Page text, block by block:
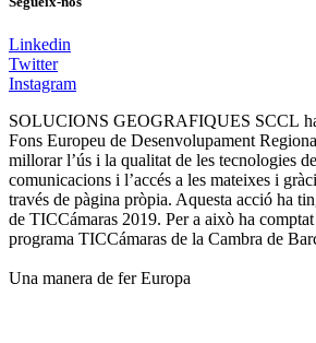
Linkedin
Twitter
Instagram
SOLUCIONS GEOGRAFIQUES SCCL
Fons Europeu de Desenvolupament
millorar l’ús i la qualitat de les tecnologies
comunicacions i l’accés a les mateixes i
través de pàgina pròpia. Aquesta acció ha
de TICCámaras 2019. Per a això ha
programa TICCámaras de la Cambra de
Una manera de fer Europa